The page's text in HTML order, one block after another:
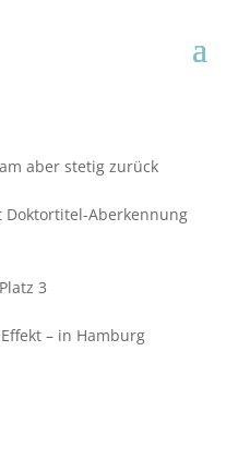
aber stetig zurück
Doktortitel-Aberkennung
3
– in Hamburg